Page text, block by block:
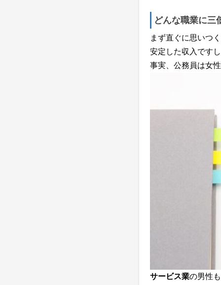
どんな職業に三
まず直ぐに思いつ
安定した収入です
事実、公務員は女
サービス業の男性